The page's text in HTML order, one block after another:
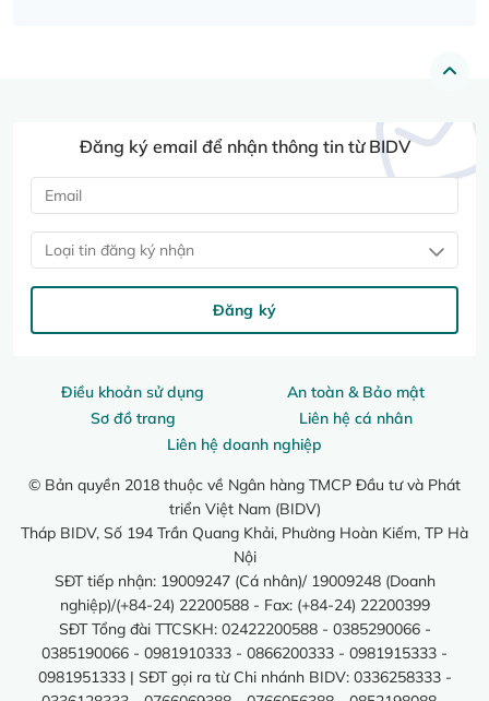
Điều khoản sử dụng
An toàn & Bảo mật
Sơ đồ trang
Liên hệ cá nhân
Liên hệ doanh nghiệp
© Bản quyền 2018 thuộc về Ngân hàng TMCP Đầu tư và Phát
triển Việt Nam (BIDV)
Tháp BIDV, Số 194 Trần Quang Khải, Phường Hoàn Kiếm, TP Hà
Nội
SĐT tiếp nhận: 19009247 (Cá nhân)/ 19009248 (Doanh
nghiệp)/(+84-24) 22200588 - Fax: (+84-24) 22200399
SĐT Tổng đài TTCSKH: 02422200588 - 0385290066 -
0385190066 - 0981910333 - 0866200333 - 0981915333 -
0981951333 | SĐT gọi ra từ Chi nhánh BIDV: 0336258333 -
Đăng ký email để nhận thông tin từ BIDV
Loại tin đăng ký nhận
Đăng ký